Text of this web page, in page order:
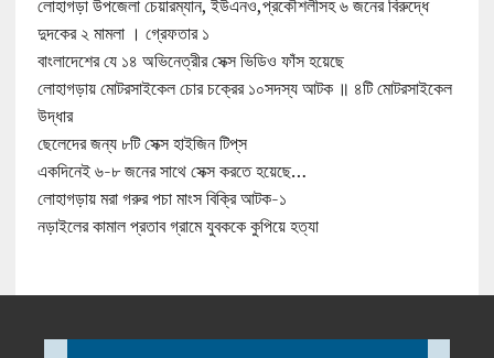
লোহাগড়া উপজেলা চেয়ারম্যান, ইউএনও,প্রকৌশলীসহ ৬ জনের বিরুদ্ধে
দুদকের ২ মামলা । গ্রেফতার ১
বাংলাদেশের যে ১৪ অভিনেত্রীর সেক্স ভিডিও ফাঁস হয়েছে
লোহাগড়ায় মোটরসাইকেল চোর চক্রের ১০সদস্য আটক ॥ ৪টি মোটরসাইকেল
উদ্ধার
ছেলেদের জন্য ৮টি সেক্স হাইজিন টিপ্‌স
একদিনেই ৬-৮ জনের সাথে সেক্স করতে হয়েছে…
লোহাগড়ায় মরা গরুর পচা মাংস বিক্রি আটক-১
নড়াইলের কামাল প্রতাব গ্রামে যুবককে কুপিয়ে হত্যা